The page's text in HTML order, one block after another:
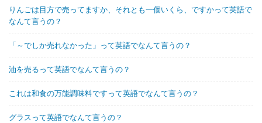
りんごは目方で売ってますか、それとも一個いくら、ですかって英語で
なんて言うの？
「～でしか売れなかった」って英語でなんて言うの？
油を売るって英語でなんて言うの？
これは和食の万能調味料ですって英語でなんて言うの？
グラスって英語でなんて言うの？